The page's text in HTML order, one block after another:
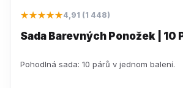
★★★★★4,91 (1 448)
Sada Barevných Ponožek | 10
Pohodlná sada: 10 párů v jednom balení.